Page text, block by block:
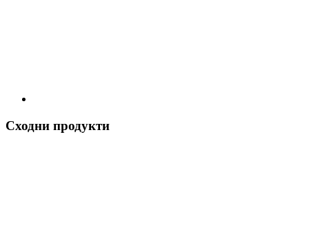
Сходни продукти